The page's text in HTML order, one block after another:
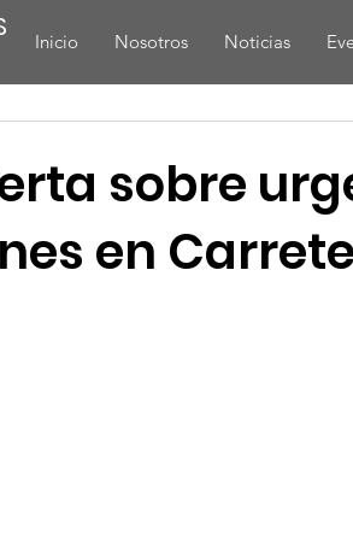
Inicio Nosotros Noticias
sobre
en